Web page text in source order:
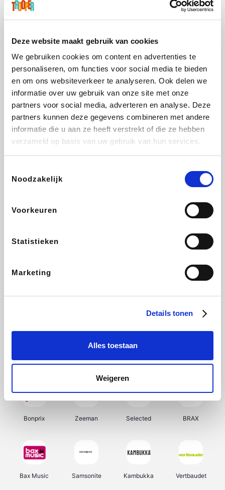
Deze website maakt gebruik van cookies
We gebruiken cookies om content en advertenties te
personaliseren, om functies voor social media te bieden
en om ons websiteverkeer te analyseren. Ook delen we
informatie over uw gebruik van onze site met onze
partners voor social media, adverteren en analyse. Deze
partners kunnen deze gegevens combineren met andere
informatie die u aan ze heeft verstrekt of die ze hebben
verzameld op basis van uw gebruik van hun services.
Noodzakelijk
Voorkeuren
Statistieken
Marketing
Details tonen
Alles toestaan
Weigeren
Sarenza Interhome Schiesser Bolt Energie
DeubaXXL
Ekoi About You
My Jewellery Tennis Point Samsung Delonghi
Bonprix Zeeman Selected BRAX
Bax Music Samsonite Kambukka Vertbaudet